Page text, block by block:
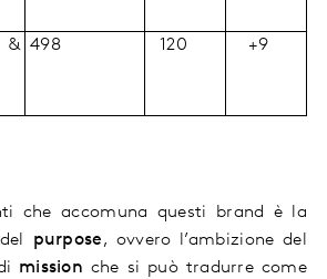
498 120 +9
che accomuna questi brand è la
purpose, ovvero l’ambizione del
mission che si può tradurre come